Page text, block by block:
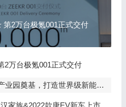
“极氪速度”再创纪录 第2万台极氪001正式交付
2万台极氪001正式交付
基，打造世界级新能源智能汽车集群
款唐EV新车上市发布会，敬请期待！